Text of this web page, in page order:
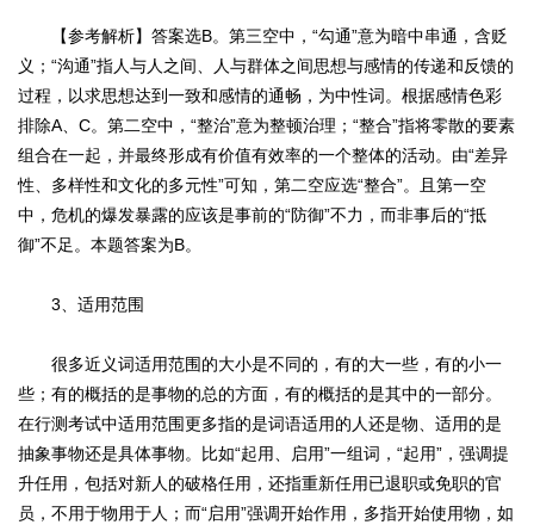
【参考解析】答案选B。第三空中，“勾通”意为暗中串通，含贬
义；“沟通”指人与人之间、人与群体之间思想与感情的传递和反馈的
过程，以求思想达到一致和感情的通畅，为中性词。根据感情色彩
排除A、C。第二空中，“整治”意为整顿治理；“整合”指将零散的要素
组合在一起，并最终形成有价值有效率的一个整体的活动。由“差异
性、多样性和文化的多元性”可知，第二空应选“整合”。且第一空
中，危机的爆发暴露的应该是事前的“防御”不力，而非事后的“抵
御”不足。本题答案为B。
3、适用范围
很多近义词适用范围的大小是不同的，有的大一些，有的小一
些；有的概括的是事物的总的方面，有的概括的是其中的一部分。
在行测考试中适用范围更多指的是词语适用的人还是物、适用的是
抽象事物还是具体事物。比如“起用、启用”一组词，“起用”，强调提
升任用，包括对新人的破格任用，还指重新任用已退职或免职的官
员，不用于物用于人；而“启用”强调开始作用，多指开始使用物，如